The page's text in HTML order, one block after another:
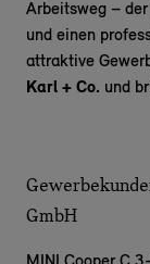
Arbeitsweg –
und einen
attraktive
Karl + Co. und
GmbH